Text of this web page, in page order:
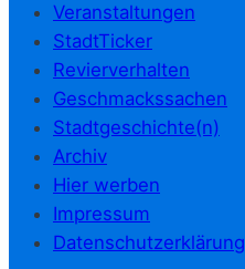
Veranstaltungen
StadtTicker
Revierverhalten
Geschmackssachen
Stadtgeschichte(n)
Archiv
Hier werben
Impressum
Datenschutzerklärung